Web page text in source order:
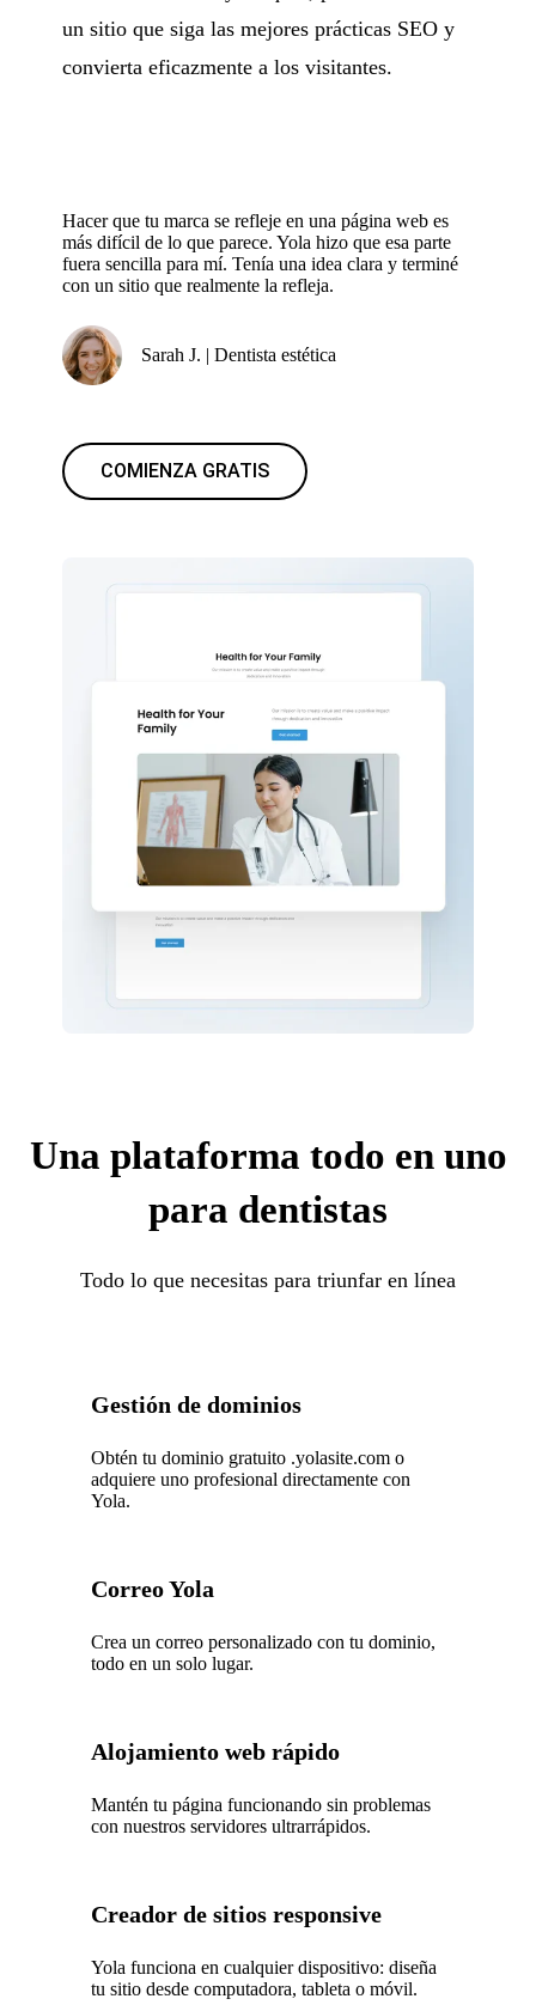
un sitio que siga las mejores prácticas SEO y
convierta eficazmente a los visitantes.
Hacer que tu marca se refleje en una página web es
más difícil de lo que parece. Yola hizo que esa parte
fuera sencilla para mí. Tenía una idea clara y terminé
con un sitio que realmente la refleja.
Sarah J. | Dentista estética
COMIENZA GRATIS
Una plataforma todo en uno
para dentistas
Todo lo que necesitas para triunfar en línea
Gestión de dominios
Obtén tu dominio gratuito .yolasite.com o
adquiere uno profesional directamente con
Yola.
Correo Yola
Crea un correo personalizado con tu dominio,
todo en un solo lugar.
Alojamiento web rápido
Mantén tu página funcionando sin problemas
con nuestros servidores ultrarrápidos.
Creador de sitios responsive
Yola funciona en cualquier dispositivo: diseña
tu sitio desde computadora, tableta o móvil.